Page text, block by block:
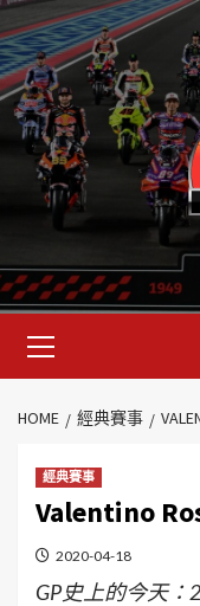
HOME 經典賽事
經典賽事
Valentino
2020-04-18
GP史上的今天：